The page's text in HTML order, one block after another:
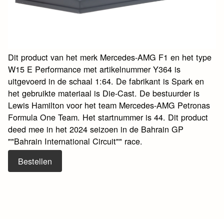
Dit product van het merk Mercedes-AMG F1 en het type
W15 E Performance met artikelnummer Y364 is
uitgevoerd in de schaal 1:64. De fabrikant is Spark en
het gebruikte materiaal is Die-Cast. De bestuurder is
Lewis Hamilton voor het team Mercedes-AMG Petronas
Formula One Team. Het startnummer is 44. Dit product
deed mee in het 2024 seizoen in de Bahrain GP
""Bahrain International Circuit"" race.
Bestellen